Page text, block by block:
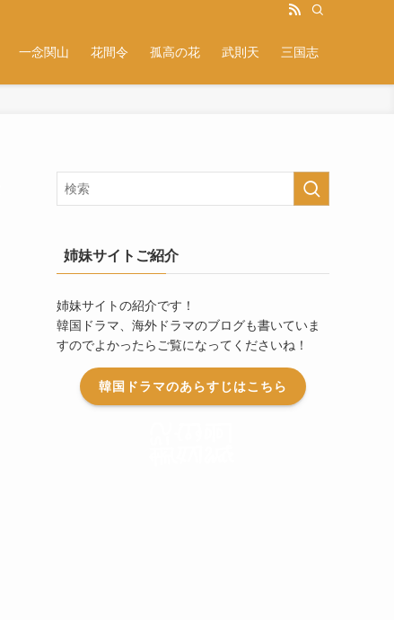
一念関山 花間令 孤高の花 武則天 三国志
姉妹サイトご紹介
姉妹サイトの紹介です！
韓国ドラマ、海外ドラマのブログも書いていま
すのでよかったらご覧になってくださいね！
韓国ドラマのあらすじはこちら